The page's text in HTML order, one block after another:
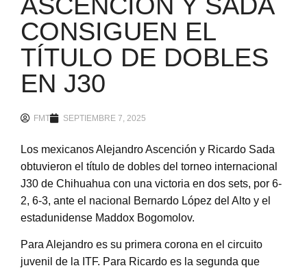
CONSIGUEN EL
TÍTULO DE DOBLES
EN J30
FMT SEPTIEMBRE 7, 2025
Los mexicanos Alejandro Ascención y Ricardo Sada
obtuvieron el título de dobles del torneo internacional
J30 de Chihuahua con una victoria en dos sets, por 6-
2, 6-3, ante el nacional Bernardo López del Alto y el
estadunidense Maddox Bogomolov.
Para Alejandro es su primera corona en el circuito
juvenil de la ITF. Para Ricardo es la segunda que